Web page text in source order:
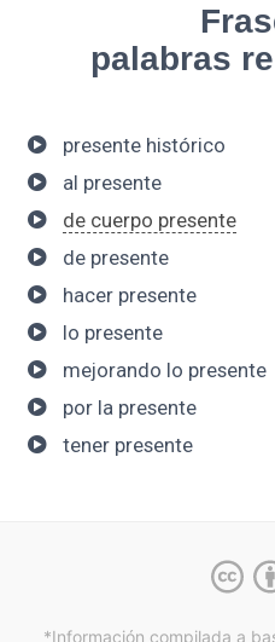
palabras
presente histórico
al presente
de cuerpo presente
de presente
hacer presente
lo presente
mejorando lo presente
por la presente
tener presente
*Información compilada a